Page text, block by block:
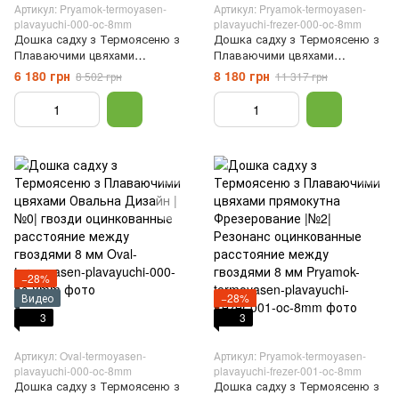
Артикул: Pryamok-termoyasen-
plavayuchi-000-oc-8mm
Дошка садху з Термоясеню з
Плаваючими цвяхами
прямокутна Дизайн |№0|
гвозди оцинкованные
расстояние между гвоздями 8
мм
6 180 грн 8 502 грн
Артикул: Pryamok-termoyasen-
plavayuchi-frezer-000-oc-8mm
Дошка садху з Термоясеню з
Плаваючими цвяхами
прямокутна Фрезерование |
№1| Камешки оцинкованные
расстояние между гвоздями 8
мм
8 180 грн 11 317 грн
−28%
Видео
3
Артикул: Oval-termoyasen-
plavayuchi-000-oc-8mm
Дошка садху з Термоясеню з
−28%
3
Артикул: Pryamok-termoyasen-
plavayuchi-frezer-001-oc-8mm
Дошка садху з Термоясеню з